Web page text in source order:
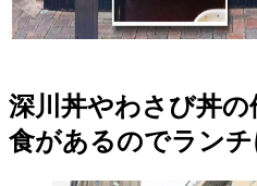
深川丼やわさび丼
食があるのでラン